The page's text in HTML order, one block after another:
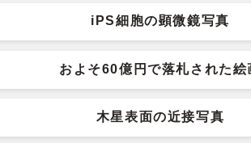
iPS細胞の顕微鏡写真
およそ60億円で落札された絵
木星表面の近接写真